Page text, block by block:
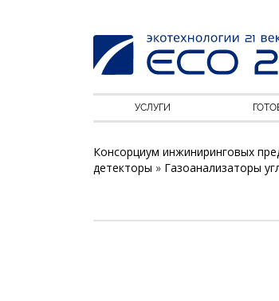
УСЛУГИ
Консорциум инжиниринговых
детекторы » Газоанализаторы